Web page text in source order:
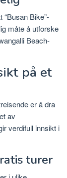
Bike”-
måte å utforske
Beach-
på et
er å dra
av
verdifull innsikt i
turer